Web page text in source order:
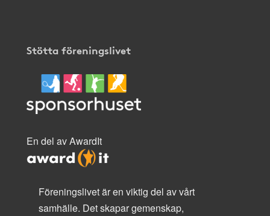
Stötta föreningslivet
En del av AwardIt
Föreningslivet är en viktig del av vårt
samhälle. Det skapar gemenskap,